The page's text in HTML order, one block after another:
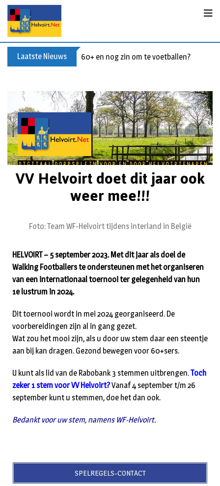
Laatste Nieuws 60+ en nog zin om te voetballen? Kom
VV Helvoirt doet dit jaar ook
weer mee!!!
Foto: Team WF-Helvoirt tijdens interland in België
HELVOIRT – 5 september 2023. Met dit jaar als doel de
Walking Footballers te ondersteunen met het organiseren
van een internationaal toernooi ter gelegenheid van hun
1e lustrum in 2024.
Dit toernooi wordt in mei 2024 georganiseerd. De
voorbereidingen zijn al in gang gezet.
Wat zou het mooi zijn, als u door uw stem daar een steentje
aan bij kan dragen. Gezond bewegen voor 60+sers.
U kunt als lid van de Rabobank 3 stemmen uitbrengen.Toch
zeker 1 stem voor VV Helvoirt?Vanaf 4 september t/m 26
september kunt u stemmen, doe het dan ook.
Bedankt voor uw stem, namens WF-Helvoirt.
SPELREGELS-CONTACT